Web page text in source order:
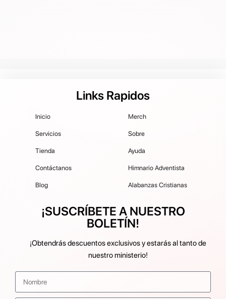
Links Rapidos
Inicio
Servicios
Tienda
Contáctanos
Blog
Merch
Sobre
Ayuda
Himnario Adventista
Alabanzas Cristianas
¡SUSCRÍBETE A NUESTRO
BOLETÍN!
¡Obtendrás descuentos exclusivos y estarás al tanto de
nuestro ministerio!